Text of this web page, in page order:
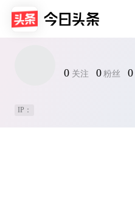
0 关注 0 粉丝 0
IP：